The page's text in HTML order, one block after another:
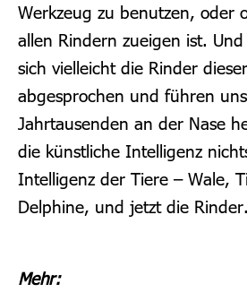
Werkzeug zu benutzen, oder
allen Rindern zueigen ist.
sich vielleicht die Rinder
abgesprochen und führen
Jahrtausenden an der Nase
die künstliche Intelligenz
Intelligenz der Tiere – Wale,
Delphine, und jetzt die Rinder.
Mehr: